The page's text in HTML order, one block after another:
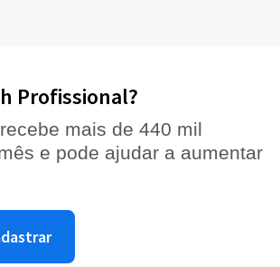
Profissional?
mais de 440 mil
e pode ajudar a aumentar